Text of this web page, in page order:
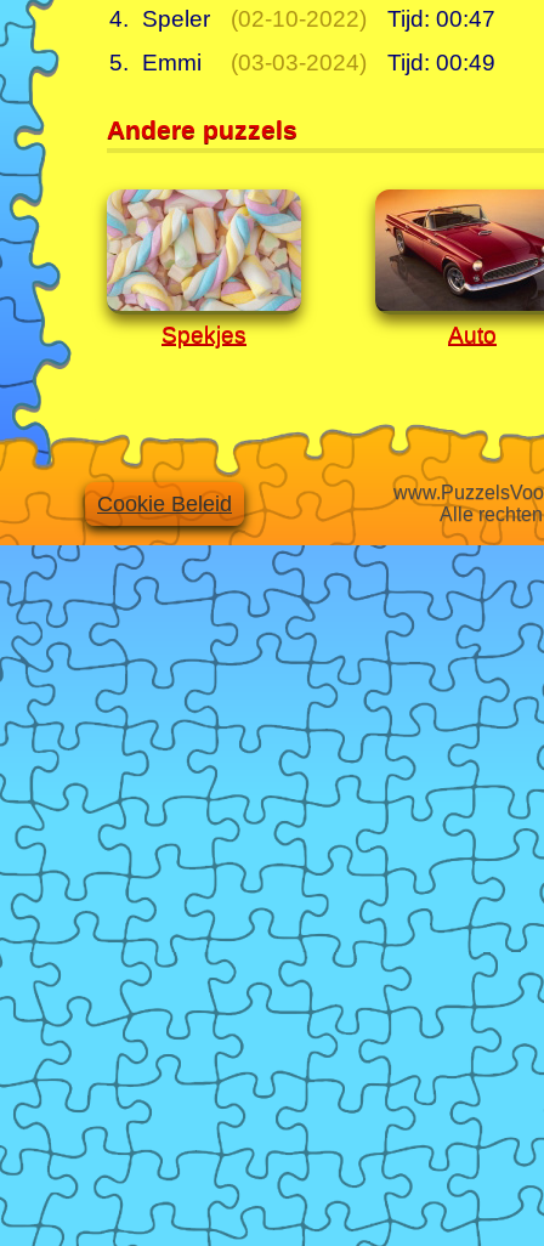
4.
Speler (02-10-2022)
Tijd: 00:47
5.
Emmi (03-03-2024) Tijd: 00:49
Andere puzzels
Spekjes Auto
Cookie Beleid
Alle